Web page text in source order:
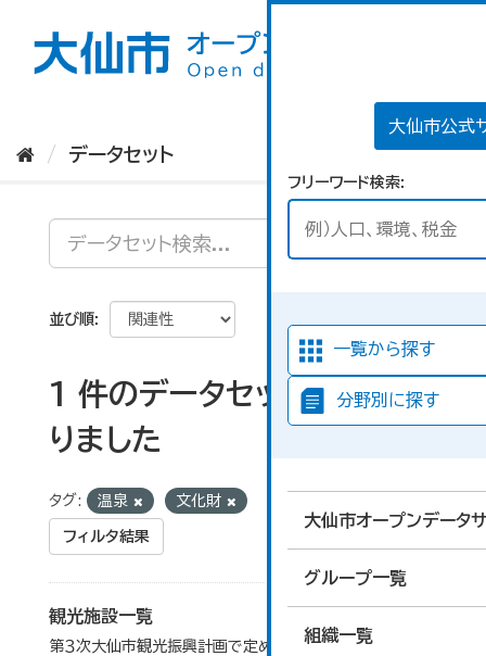
大仙市公式
フリーワード検索
一覧から探す
分野別に探す
大仙市オープンデータ
グループ一覧
組織一覧
データセット
並び順
1 件のデータセットが見つか
りました
タグ: 温泉 文化財
フィルタ結果
観光施設一覧
第３次大仙市観光振興計画で定めた、主要観光施設を掲